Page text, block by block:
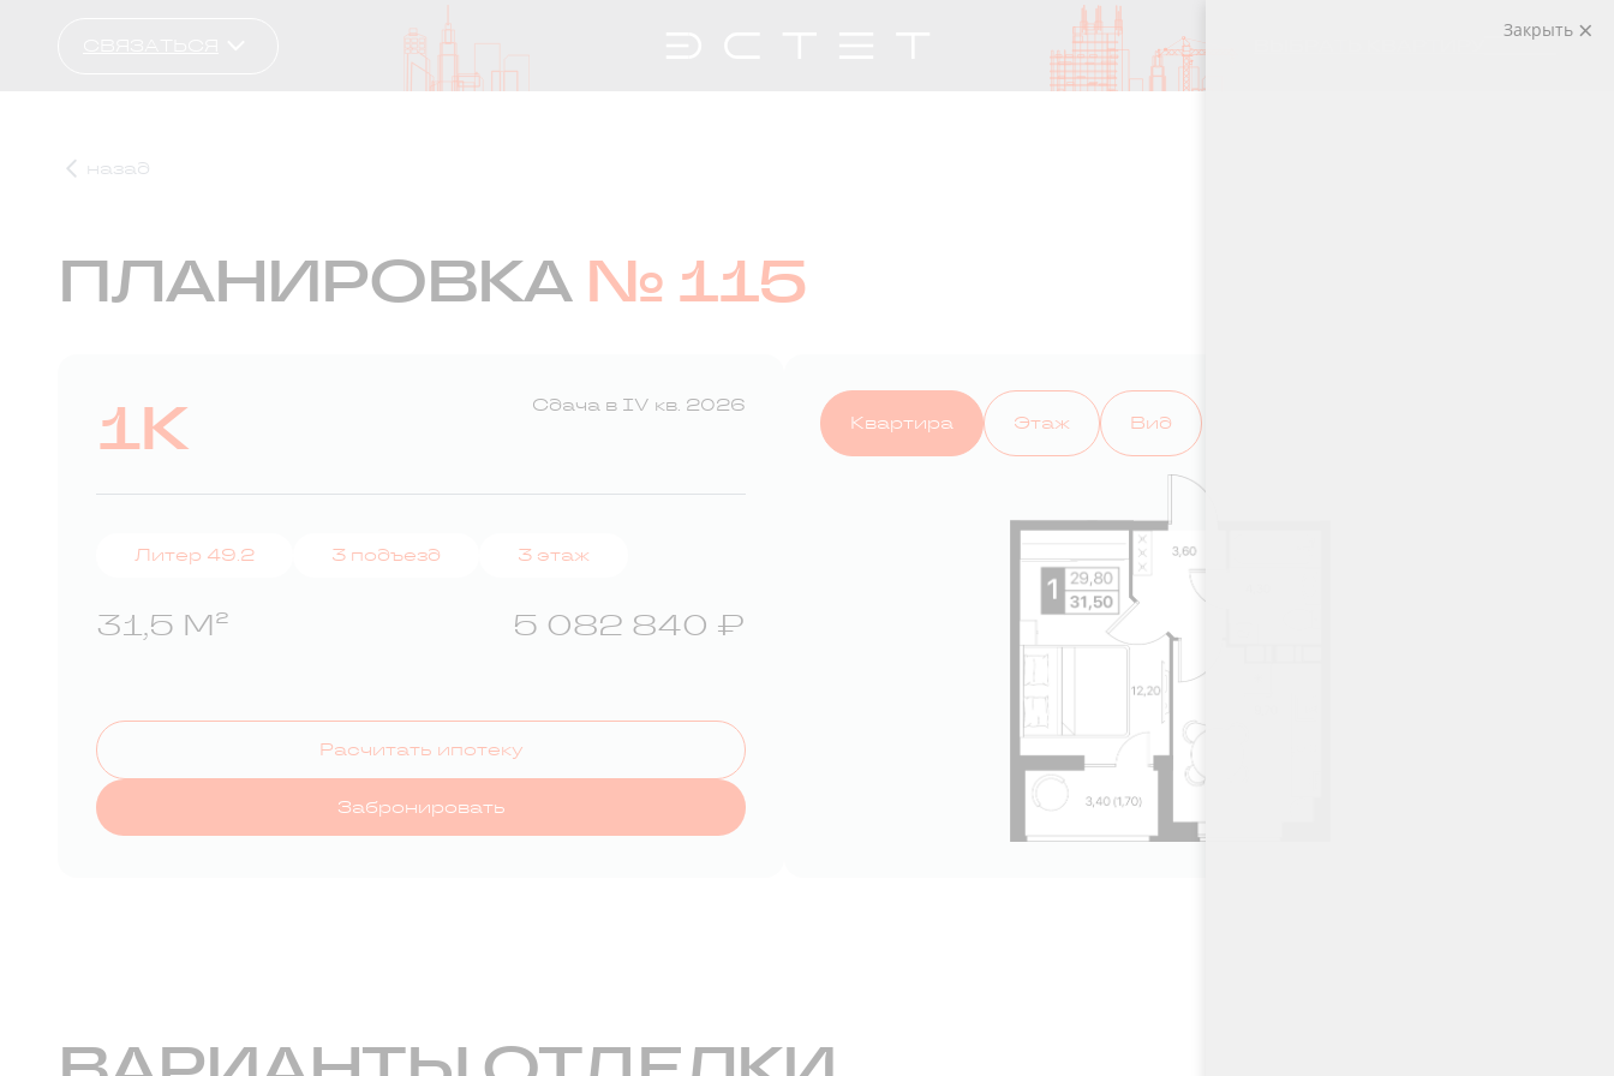
назад
ПЛАНИРОВКА № 115
1К Сдача в IV кв. 2026
Литер 49.2 3 подъезд 3 этаж
31,5 М² 5 082 840 ₽
Расчитать ипотеку
Забронировать
Квартира Этаж Вид
Закрыть